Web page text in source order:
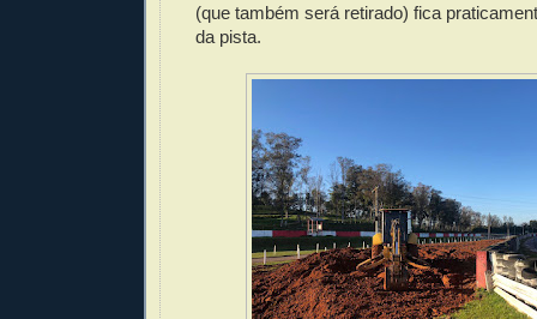
(que também será retirado) fica
da pista.